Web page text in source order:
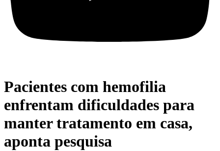
Pacientes com hemofilia
enfrentam dificuldades para
manter tratamento em casa,
aponta pesquisa